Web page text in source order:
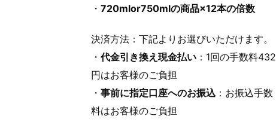
・ 720mlor750mlの商品×12本の倍数
決済方法：下記よりお選びいただけます。
・ 代金引き換え現金払い ：1回の手数料432
円はお客様のご負担
・ 事前に指定口座へのお振込 ：お振込手数
料はお客様のご負担